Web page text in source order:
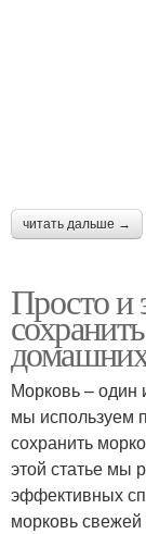
читать дальше →
Просто и
Морковь – один
мы используем
сохранить
этой статье мы
эффективных
морковь